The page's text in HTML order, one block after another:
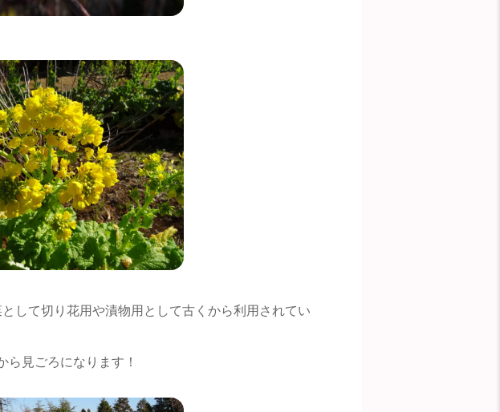
して切り花用や漬物用として古くから利用されてい
見ごろになります！